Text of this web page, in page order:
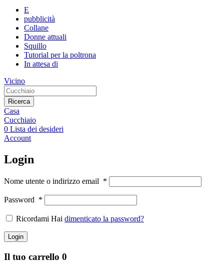
E
pubblicità
Collane
Donne attuali
Squillo
Tutorial per la poltrona
In attesa di
Vicino
Ricerca
Casa
Cucchiaio
0 Lista dei desideri
Account
Login
Nome utente o indirizzo email *
Password *
Ricordami Hai dimenticato la password?
Login
Il tuo carrello 0